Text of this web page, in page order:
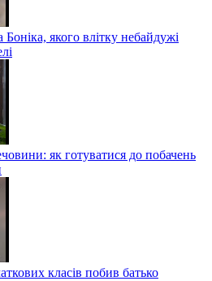
Боніка, якого влітку небайдужі
як готуватися до побачень
класів побив батько